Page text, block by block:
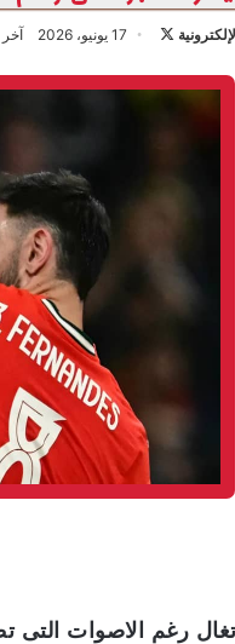
ب
17 يونيو، 2026 آخر
رغم الاصوات التى